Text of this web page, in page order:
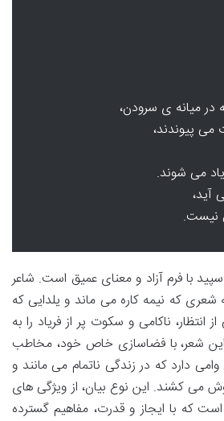
میانه ی سرودن،
پیوندند،
می شوند.
آید،
نیست.
سپید با فرم آزاد و معنای عمیق است. شاعر
شعری که نیمه کاره می ماند و یلدایی که
ناکامی و سکوت پر از فریاد را به
شعر، با فضاسازی خاص خود، مخاطب
وامی دارد که در زندگی ناتمام می مانند و
می کشند. این نوع بیان، از ویژگی های
است که با ایجاز و قدرت، مفاهیم گسترده